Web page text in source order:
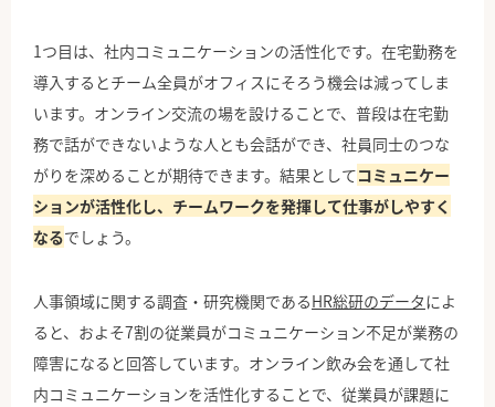
1つ目は、社内コミュニケーションの活性化です。在宅勤務を
導入するとチーム全員がオフィスにそろう機会は減ってしま
います。オンライン交流の場を設けることで、普段は在宅勤
務で話ができないような人とも会話ができ、社員同士のつな
がりを深めることが期待できます。結果としてコミュニケー
ションが活性化し、チームワークを発揮して仕事がしやすく
なるでしょう。
人事領域に関する調査・研究機関であるHR総研のデータによ
ると、およそ7割の従業員がコミュニケーション不足が業務の
障害になると回答しています。オンライン飲み会を通して社
内コミュニケーションを活性化することで、従業員が課題に